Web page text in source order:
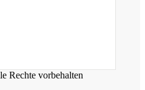
Rechte vorbehalten